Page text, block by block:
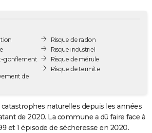
gonflement
de
Risque de radon
Risque industriel
Risque de mérule
Risque de termite
naturelles depuis les années
de 2020. La commune a dû faire face à
et 1 épisode de sécheresse en 2020.